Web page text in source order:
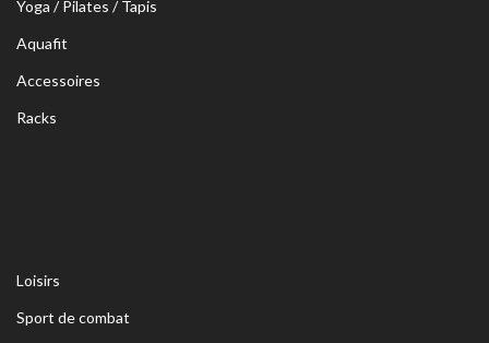
Yoga / Pilates / Tapis
Aquafit
Accessoires
Racks
Loisirs
Sport de combat